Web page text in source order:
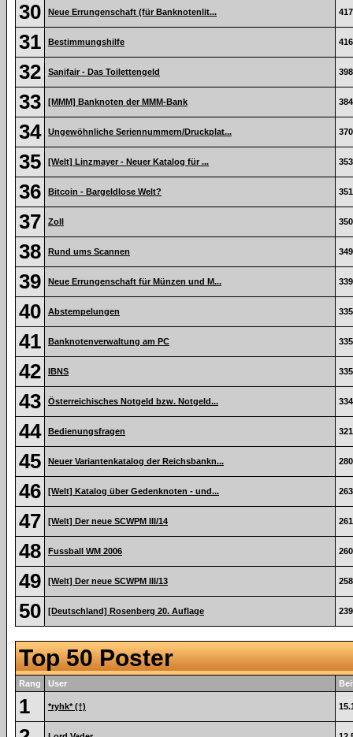
30 Neue Errungenschaft (für Banknotenlit...
31 Bestimmungshilfe
32 Sanifair - Das Toilettengeld
33 [MMM] Banknoten der MMM-Bank
34 Ungewöhnliche Seriennummern/Druckplat...
35 [Welt] Linzmayer - Neuer Katalog für ...
36 Bitcoin - Bargeldlose Welt?
37 Zoll
38 Rund ums Scannen
39 Neue Errungenschaft für Münzen und M...
40 Abstempelungen
41 Banknotenverwaltung am PC
42 IBNS
43 Österreichisches Notgeld bzw. Notgeld...
44 Bedienungsfragen
45 Neuer Variantenkatalog der Reichsbankn...
46 [Welt] Katalog über Gedenknoten - und...
47 [Welt] Der neue SCWPM III/14
48 Fussball WM 2006
49 [Welt] Der neue SCWPM III/13
50 [Deutschland] Rosenberg 20. Auflage
Top 50 Poster
Rang User
1 *ryhk* (†)